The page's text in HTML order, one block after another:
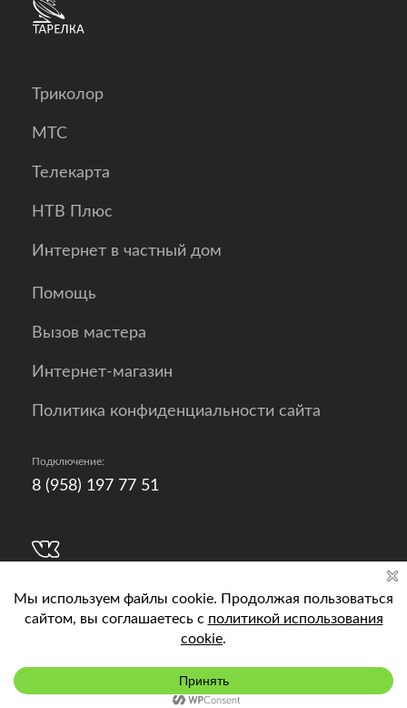
Подключить
Триколор
МТС
Телекарта
НТВ Плюс
Интернет в частный дом
Помощь
Вызов мастера
Интернет-магазин
Политика конфиденциальности сайта
Подключение:
8 (958) 197 77 51
Кислород